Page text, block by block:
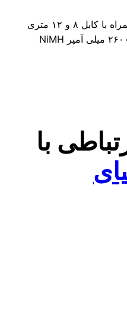
نوع باطری : قابل شارژ ۲۶۰۰ میلی آمپر NiMH
با